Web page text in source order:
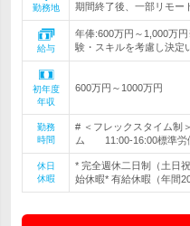
勤務地
期間終了後、一部リモー
給与
年俸:600万円～1,000万
験・スキルを考慮し決定
初年度
年収
600万円～1000万円
勤務
時間
# ＜フレックスタイム制
ム 11:00-16:00標準労
休日
休暇
* 完全週休二日制（土日
始休暇* 有給休暇（年間